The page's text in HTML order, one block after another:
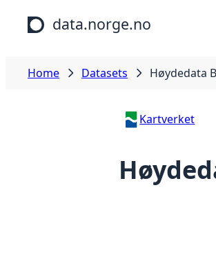
Skip to main content
data.norge.no
Home Datasets Høydedata
Kartverket